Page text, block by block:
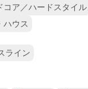
コア／ハードスタイル
ハウス
ライン